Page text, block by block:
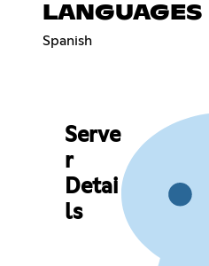
LANGUAGES
Spanish
Serve
r
Detai
ls